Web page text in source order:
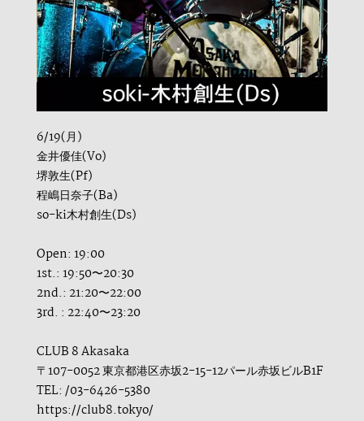
6/19(月)
金井優佳(Vo)
堺敦生(Pf)
程嶋日奈子(Ba)
so-ki木村創生(Ds)
Open: 19:00
1st.: 19:50〜20:30
2nd.: 21:20〜22:00
3rd. : 22:40〜23:20
CLUB 8 Akasaka
〒107-0052 東京都港区赤坂2-15-12パール赤坂ビルB1F
TEL: /03-6426-5380
https://club8.tokyo/